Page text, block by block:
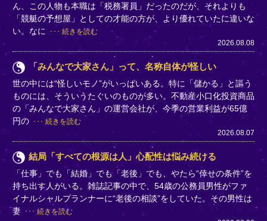
ん、この人物も本職は「税務署員」だったのだが、それよりも
「競艇の予想屋」としての才能の方が、より優れていたに違いな
い。なに
続きを読む
2026.08.08
「みんなで大家さん」って、名称自体が怪しい
世の中には“怪しいモノ”がいっぱいある。特に「儲かる」と謳う
ものには、そういうたぐいのものが多い。不動産小口化投資商品
の「みんなで大家さん」の運営会社が、今季の営業利益が65億
円の
続きを読む
2026.08.07
結局「すべての根源は人」心配性は悩み続ける
「仕事」でも「結婚」でも「老後」でも、やたら“倖せの条件”を
持ち出す人がいる。雑誌記事の中で、54歳の公務員男性がファ
イナルシャルプランナーに“老後の相談”をしていた。その男性は
妻
続きを読む